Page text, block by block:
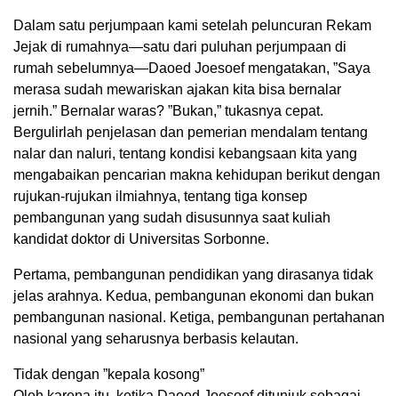
Dalam satu perjumpaan kami setelah peluncuran Rekam
Jejak di rumahnya—satu dari puluhan perjumpaan di
rumah sebelumnya—Daoed Joesoef mengatakan, ”Saya
merasa sudah mewariskan ajakan kita bisa bernalar
jernih.” Bernalar waras? ”Bukan,” tukasnya cepat.
Bergulirlah penjelasan dan pemerian mendalam tentang
nalar dan naluri, tentang kondisi kebangsaan kita yang
mengabaikan pencarian makna kehidupan berikut dengan
rujukan-rujukan ilmiahnya, tentang tiga konsep
pembangunan yang sudah disusunnya saat kuliah
kandidat doktor di Universitas Sorbonne.
Pertama, pembangunan pendidikan yang dirasanya tidak
jelas arahnya. Kedua, pembangunan ekonomi dan bukan
pembangunan nasional. Ketiga, pembangunan pertahanan
nasional yang seharusnya berbasis kelautan.
Tidak dengan ”kepala kosong”